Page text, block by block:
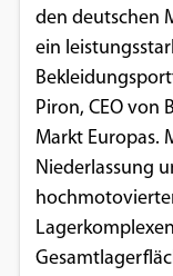
den deutschen
ein
Piron, CEO von
Markt Europas.
Niederlassung
Google
Anbieter:
Google